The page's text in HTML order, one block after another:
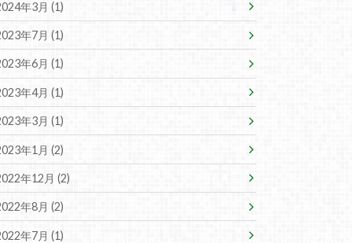
年3月 (1)
年7月 (1)
年6月 (1)
年4月 (1)
年3月 (1)
年1月 (2)
年12月 (2)
年8月 (2)
年7月 (1)